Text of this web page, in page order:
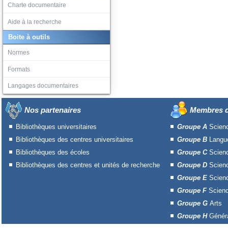
Charte documentaire
Aide à la recherche
Boite à outils
Normes
Formats
Langages documentaires
Nos partenaires
Bibliothèques universitaires
Bibliothèques des centres universitaires
Bibliothèques des écoles
Bibliothèques des centres et unités de recherche
Membres
Groupe A
Groupe B
Groupe C
Groupe D
Groupe E
Groupe F
Groupe G Arts
Groupe H